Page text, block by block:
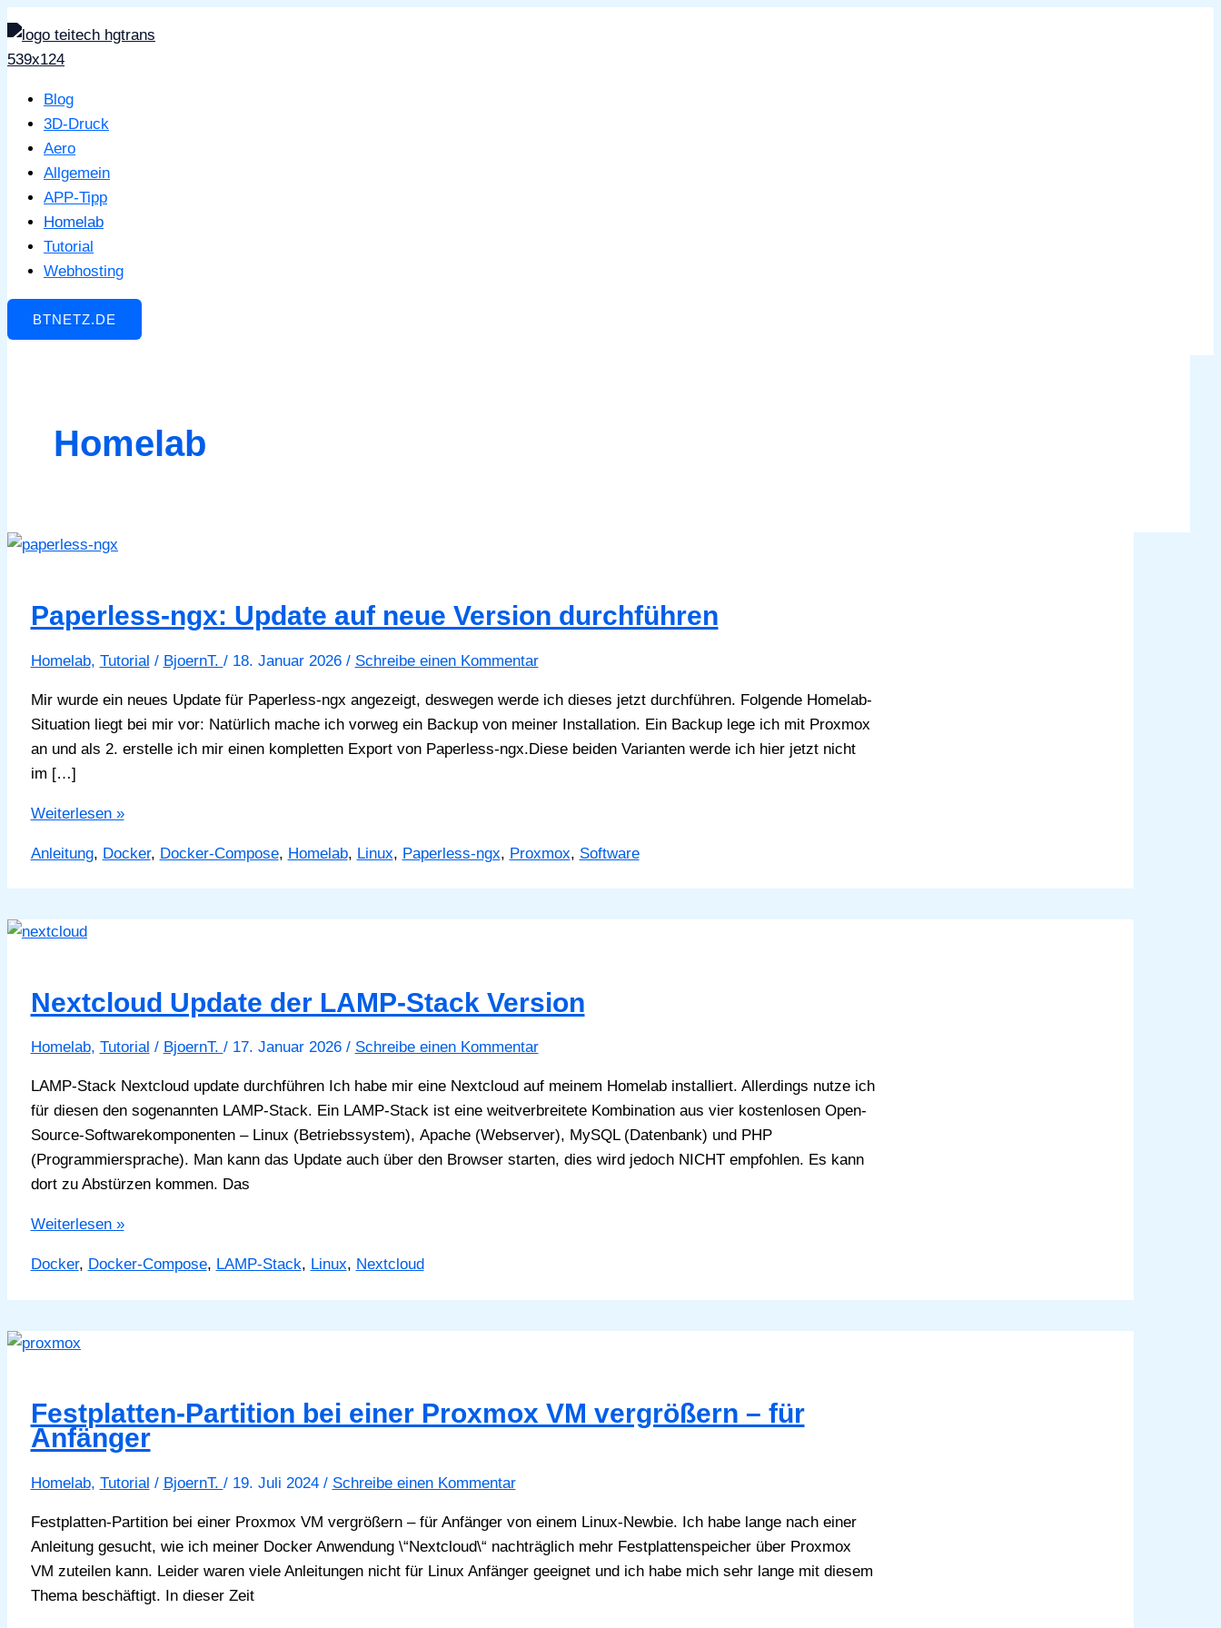
Zum
Inhalt
springen
Blog
3D-Druck
Aero
Allgemein
APP-Tipp
Homelab
Tutorial
Webhosting
BTNETZ.DE
Homelab
Paperless-ngx: Update auf neue Version durchführen
Homelab, Tutorial / BjoernT. / 18. Januar 2026 / Schreibe einen Kommentar
Mir wurde ein neues Update für Paperless-ngx angezeigt, deswegen werde ich dieses jetzt durchführen. Folgende Homelab-
Situation liegt bei mir vor: Natürlich mache ich vorweg ein Backup von meiner Installation. Ein Backup lege ich mit Proxmox
an und als 2. erstelle ich mir einen kompletten Export von Paperless-ngx.Diese beiden Varianten werde ich hier jetzt nicht
im […]
Paperless-
Update
auf
Version
Weiterlesen »
Anleitung, Docker, Docker-Compose, Homelab, Linux, Paperless-ngx, Proxmox, Software
Nextcloud Update der LAMP-Stack Version
Homelab, Tutorial / BjoernT. / 17. Januar 2026 / Schreibe einen Kommentar
LAMP-Stack Nextcloud update durchführen Ich habe mir eine Nextcloud auf meinem Homelab installiert. Allerdings nutze ich
für diesen den sogenannten LAMP-Stack. Ein LAMP-Stack ist eine weitverbreitete Kombination aus vier kostenlosen Open-
Source-Softwarekomponenten – Linux (Betriebssystem), Apache (Webserver), MySQL (Datenbank) und PHP
(Programmiersprache). Man kann das Update auch über den Browser starten, dies wird jedoch NICHT empfohlen. Es kann
dort zu Abstürzen kommen. Das
Nextcloud
der
LAMP-
Version
Weiterlesen »
Docker, Docker-Compose, LAMP-Stack, Linux, Nextcloud
Festplatten-Partition bei einer Proxmox VM vergrößern – für
Anfänger
Homelab, Tutorial / BjoernT. / 19. Juli 2024 / Schreibe einen Kommentar
Festplatten-Partition bei einer Proxmox VM vergrößern – für Anfänger von einem Linux-Newbie. Ich habe lange nach einer
Anleitung gesucht, wie ich meiner Docker Anwendung \“Nextcloud\“ nachträglich mehr Festplattenspeicher über Proxmox
VM zuteilen kann. Leider waren viele Anleitungen nicht für Linux Anfänger geeignet und ich habe mich sehr lange mit diesem
Thema beschäftigt. In dieser Zeit